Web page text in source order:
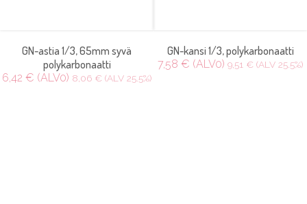
GN-astia 1/3, 65mm syvä
polykarbonaatti
6,42 € (ALV0) 8,06 € (ALV 25.5%)
GN-kansi 1/3, polykarbonaatti
7,58 € (ALV0) 9,51 € (ALV 25.5%)